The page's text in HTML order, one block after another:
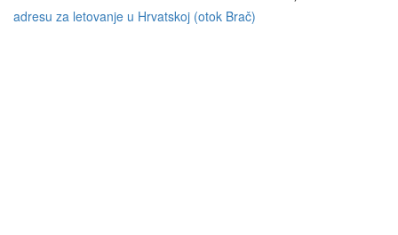
adresu za letovanje u Hrvatskoj (otok Brač)